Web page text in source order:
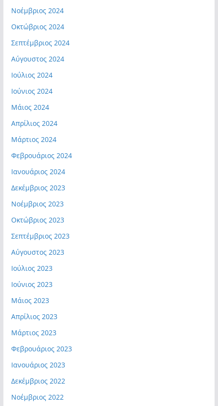
Νοέμβριος 2024
Οκτώβριος 2024
Σεπτέμβριος 2024
Αύγουστος 2024
Ιούλιος 2024
Ιούνιος 2024
Μάιος 2024
Απρίλιος 2024
Μάρτιος 2024
Φεβρουάριος 2024
Ιανουάριος 2024
Δεκέμβριος 2023
Νοέμβριος 2023
Οκτώβριος 2023
Σεπτέμβριος 2023
Αύγουστος 2023
Ιούλιος 2023
Ιούνιος 2023
Μάιος 2023
Απρίλιος 2023
Μάρτιος 2023
Φεβρουάριος 2023
Ιανουάριος 2023
Δεκέμβριος 2022
Νοέμβριος 2022